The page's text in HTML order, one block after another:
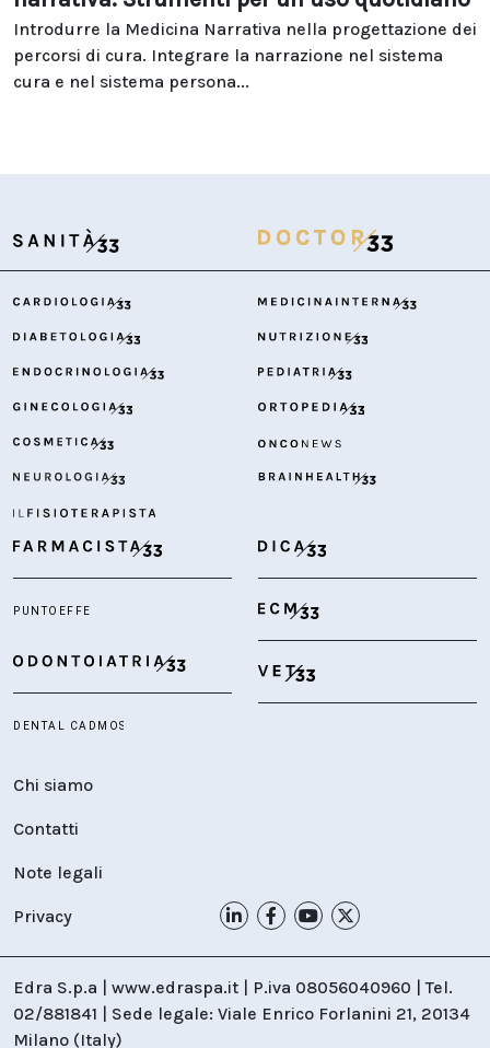
Introdurre la Medicina Narrativa nella progettazione dei
percorsi di cura. Integrare la narrazione nel sistema
cura e nel sistema persona...
Chi siamo
Contatti
Note legali
Privacy
Edra S.p.a | www.edraspa.it | P.iva 08056040960 | Tel.
02/881841 | Sede legale: Viale Enrico Forlanini 21, 20134
Milano (Italy)